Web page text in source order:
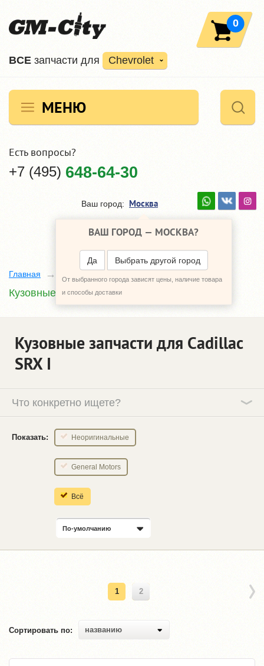
ВCE запчасти для Chevrolet
0
МЕНЮ
Есть вопросы?
+7 (495) 648-64-30
Ваш город: Москва
ВАШ ГОРОД — МОСКВА?
Да Выбрать другой город
От выбранного города зависят цены, наличие товара
и способы доставки
Главная
Кузовные запчасти
Кузовные запчасти для Cadillac
SRX І
Что конкретно ищете?
Показать: Неоригинальные
General Motors
Всё
По-умолчанию
1 2
Сортировать по: названию